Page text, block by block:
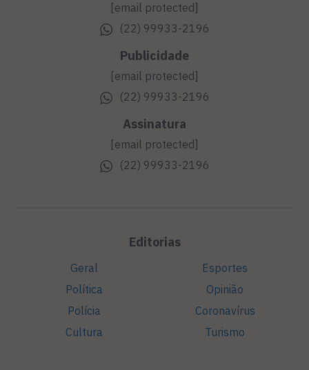
[email protected]
(22) 99933-2196
Publicidade
[email protected]
(22) 99933-2196
Assinatura
[email protected]
(22) 99933-2196
Editorias
Geral
Política
Polícia
Cultura
Esportes
Opinião
Coronavírus
Turismo